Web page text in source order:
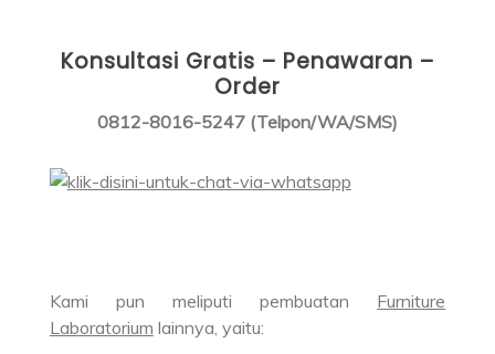
Konsultasi Gratis – Penawaran –
Order
0812-8016-5247 (Telpon/WA/SMS)
Kami pun meliputi pembuatan Furniture
Laboratorium lainnya, yaitu: